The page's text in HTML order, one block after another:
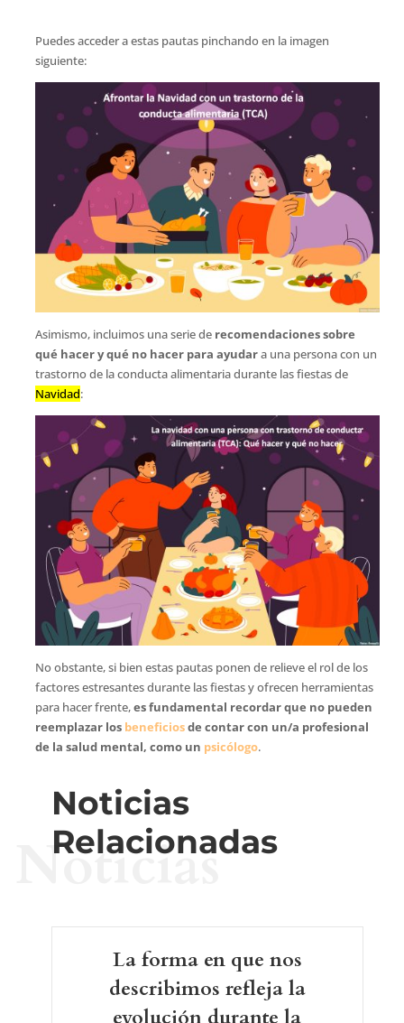
Puedes acceder a estas pautas pinchando en la imagen
siguiente:
Asimismo, incluimos una serie derecomendaciones sobre
qué hacer y qué no hacer para ayudara una persona con un
trastorno de la conducta alimentaria durante las fiestas de
Navidad:
No obstante, si bien estas pautas ponen de relieve el rol de los
factores estresantes durante las fiestas y ofrecen herramientas
para hacer frente,es fundamental recordar que no pueden
reemplazar los beneficiosde contar con un/a profesional
de la salud mental, como un psicólogo.
Noticias
Relacionadas
Noticias
La forma en que nos
describimos refleja la
evolución durante la